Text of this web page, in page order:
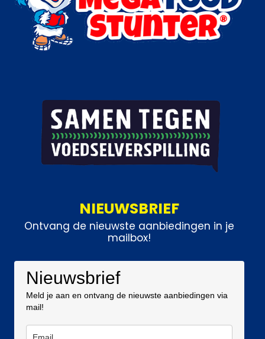
NIEUWSBRIEF
Ontvang de nieuwste aanbiedingen in je
mailbox!
Nieuwsbrief
Meld je aan en ontvang de nieuwste aanbiedingen via
mail!